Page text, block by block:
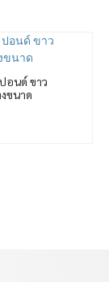
อนด์ ขาว
ขนาด